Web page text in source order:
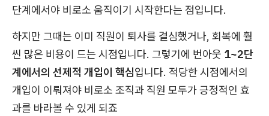
단계에서야 비로소 움직이기 시작한다는 점입니다.
하지만 그때는 이미 직원이 퇴사를 결심했거나, 회복에 훨
씬 많은 비용이 드는 시점입니다. 그렇기에 번아웃 1~2단
계에서의 선제적 개입이 핵심입니다. 적당한 시점에서의
개입이 이뤄져야 비로소 조직과 직원 모두가 긍정적인 효
과를 바라볼 수 있게 되죠